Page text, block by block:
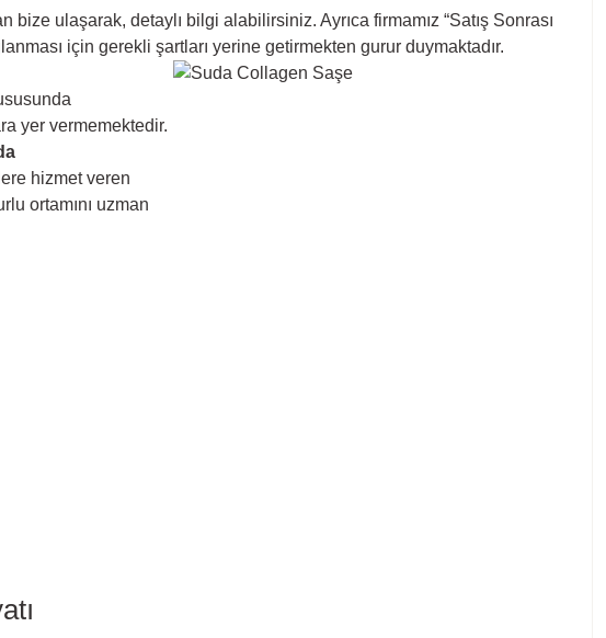
ulaşarak, detaylı bilgi alabilirsiniz. Ayrıca firmamız “Satış Sonrası
için gerekli şartları yerine getirmekten gurur duymaktadır.
yer vermemektedir.
hizmet veren
ortamını uzman